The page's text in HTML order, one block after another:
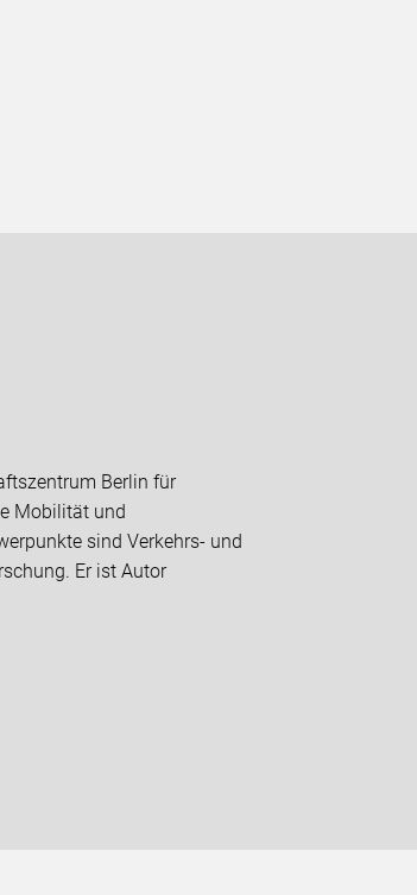
Berlin für
Mobilität und
sind Verkehrs- und
Er ist Autor